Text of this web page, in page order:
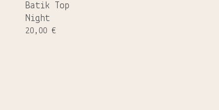
Batik Top
Night
20,00 €